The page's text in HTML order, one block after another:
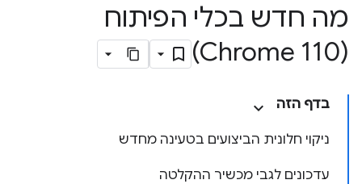
מה חדש בכלי הפיתוח
(Chrome 110)
בדף הזה
ניקוי חלונית הביצועים בטעינה מחדש
עדכונים לגבי מכשיר ההקלטה